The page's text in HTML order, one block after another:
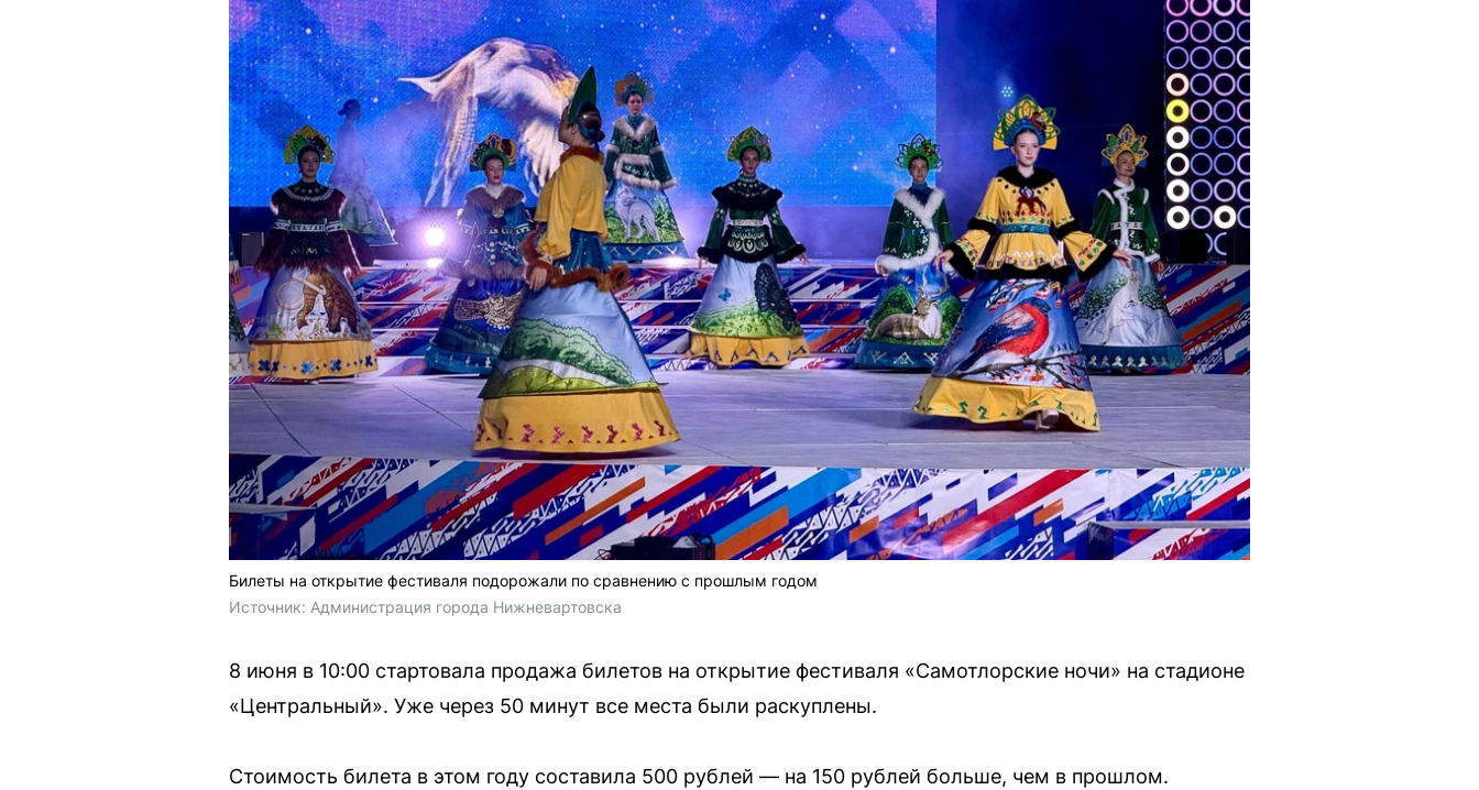
Билеты на открытие фестиваля подорожали по сравнению с прошлым годом
Источник: Администрация города Нижневартовска
8 июня в 10:00 стартовала продажа билетов на открытие фестиваля «Самотлорские ночи» на стадионе
«Центральный». Уже через 50 минут все места были раскуплены.
Стоимость билета в этом году составила 500 рублей — на 150 рублей больше, чем в прошлом.